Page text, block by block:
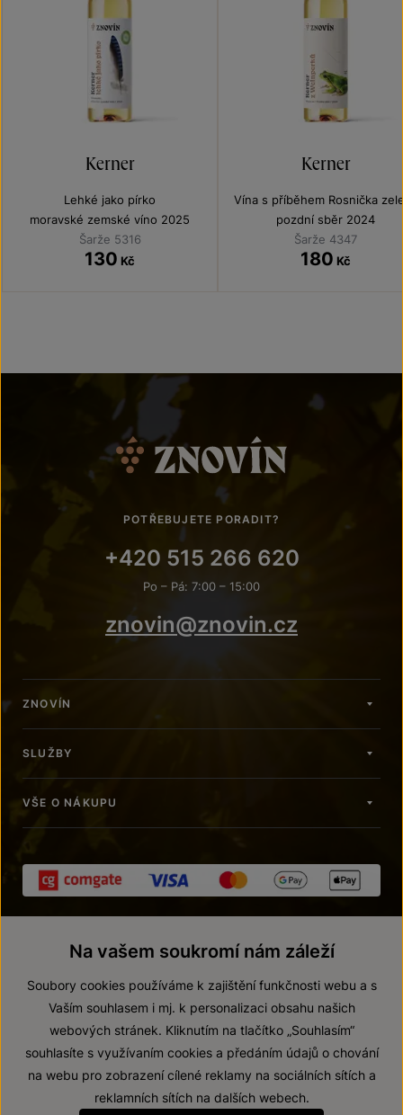
Kerner
Lehké jako pírko
moravské zemské víno 2025
Šarže 5316
130 Kč
Kerner
Vína s příběhem Rosnička
pozdní sběr 2024
Šarže 4347
180 Kč
POTŘEBUJETE PORADIT?
+420 515 266 620
Po – Pá: 7:00 – 15:00
znovin@znovin.cz
ZNOVÍN
SLUŽBY
VŠE O NÁKUPU
© 2026 ZNOVÍN ZNOJMO, a. s.
Prohlášení o přístupnosti
Na vašem soukromí nám záleží
Soubory cookies používáme k zajištění funkčnosti webu a s
Vaším souhlasem i mj. k personalizaci obsahu našich
webových stránek. Kliknutím na tlačítko „Souhlasím“
souhlasíte s využívaním cookies a předáním údajů o chování
na webu pro zobrazení cílené reklamy na sociálních sítích a
reklamních sítích na dalších webech.